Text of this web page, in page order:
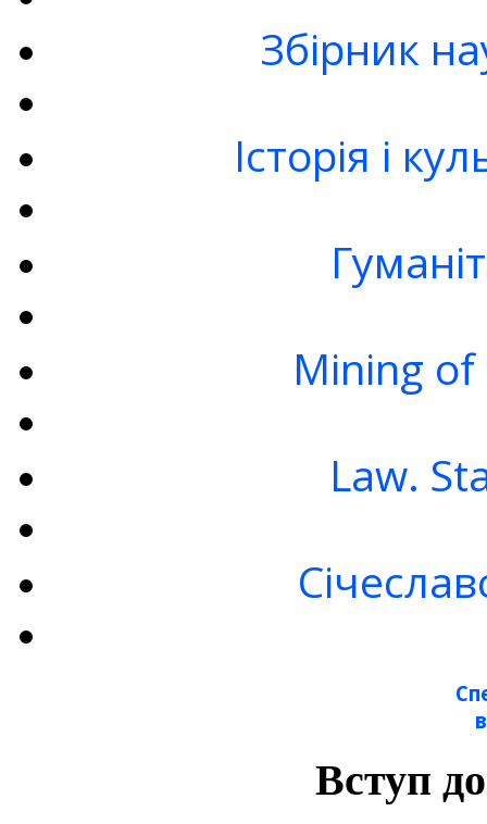
Збірник
Історія і
Mining
Law.
Вступ